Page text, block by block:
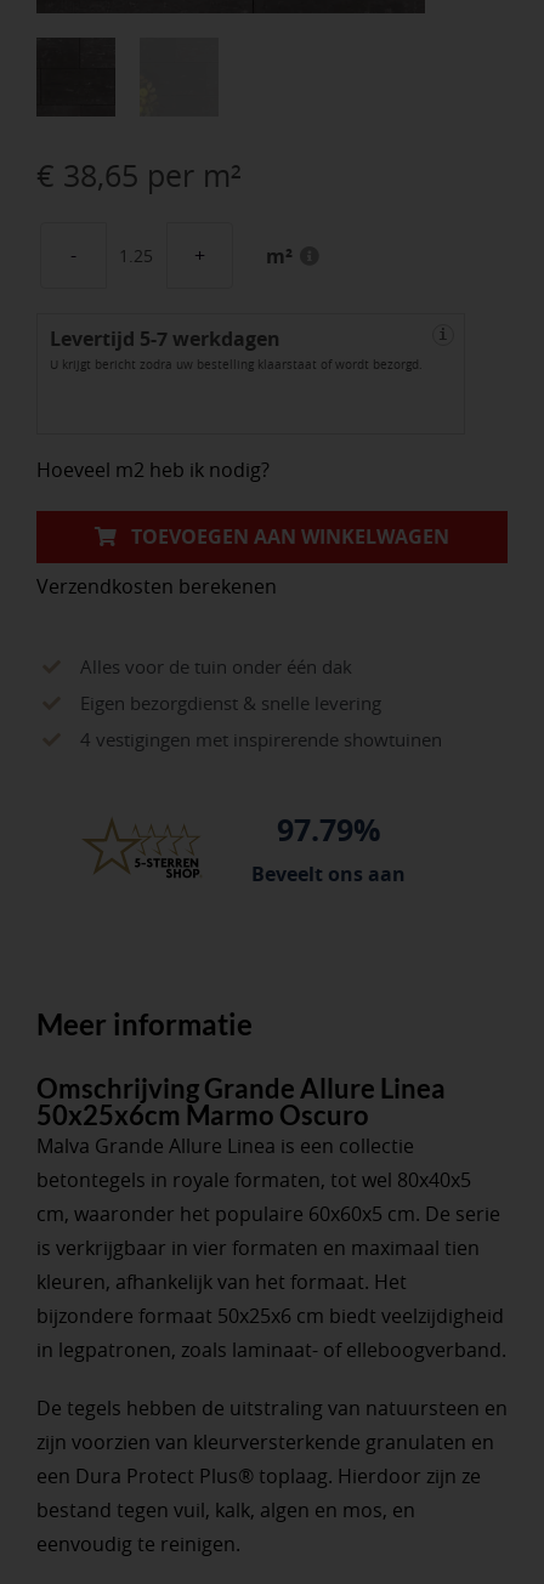
€ 38,65 per m²
Grande
Linea
50x25x6cm
aantal
m²
Levertijd 5-7 werkdagen
U krijgt bericht zodra uw bestelling klaarstaat of wordt bezorgd.
i
Hoeveel m2 heb ik nodig?
TOEVOEGEN AAN WINKELWAGEN
Verzendkosten berekenen
Alles voor de tuin onder één dak
Eigen bezorgdienst & snelle levering
4 vestigingen met inspirerende showtuinen
97.79%
Beveelt ons aan
Meer informatie
Omschrijving Grande Allure Linea
50x25x6cm Marmo Oscuro
Malva Grande Allure Linea is een collectie
betontegels in royale formaten, tot wel 80x40x5
cm, waaronder het populaire 60x60x5 cm. De serie
is verkrijgbaar in vier formaten en maximaal tien
kleuren, afhankelijk van het formaat. Het
bijzondere formaat 50x25x6 cm biedt veelzijdigheid
in legpatronen, zoals laminaat- of elleboogverband.
De tegels hebben de uitstraling van natuursteen en
zijn voorzien van kleurversterkende granulaten en
een Dura Protect Plus® toplaag. Hierdoor zijn ze
bestand tegen vuil, kalk, algen en mos, en
eenvoudig te reinigen.